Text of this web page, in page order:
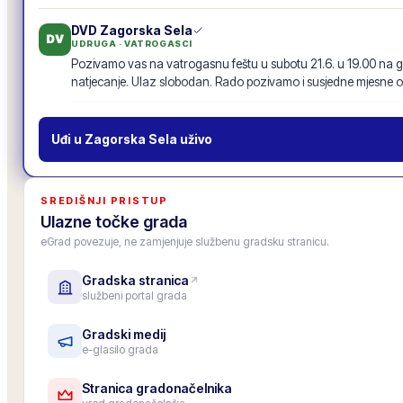
DV
DVD Zagorska Sela
UDRUGA · VATROGASCI
Pozivamo vas na vatrogasnu feštu u subotu 21.6. u 19.00
natjecanje. Ulaz slobodan. Rado pozivamo i susjedne mjesne
POZIV
Vatrogasna fešta · 21.6.
19odgovora·94lajkova
MO Centar
MJESNI ODBOR
Inicijativu za nogostup uz glavnu cestu s 87 potpisa proslijedili
prenosimo u zajednički tok objava, da je vide i drugi mjesni
11odgovora· 52lajkova
OŠ
Gradska osnovna škola
USTANOVA · ŠKOLA
Roditeljski sastanak za roditelje budućih prvašića: 25. lipnja u
odgovora
Uđi u Zagorska Sela uživo
SREDIŠNJI PRISTUP
Ulazne točke grada
eGrad povezuje, ne zamjenjuje službenu gradsku stranicu.
Gradska stranica
službeni portal grada
Gradski medij
e-glasilo grada
Stranica gradonačelnika